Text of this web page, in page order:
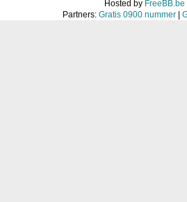
Hosted by FreeBB.be
Partners: Gratis 0900 nummer